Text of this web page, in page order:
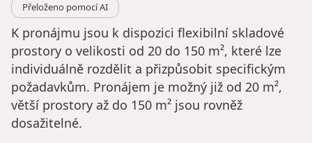
Přeloženo pomocí AI
K pronájmu jsou k dispozici flexibilní skladové
prostory o velikosti od 20 do 150 m², které lze
individuálně rozdělit a přizpůsobit specifickým
požadavkům. Pronájem je možný již od 20 m²,
větší prostory až do 150 m² jsou rovněž
dosažitelné.